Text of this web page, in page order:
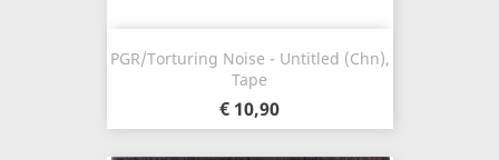
PGR/Torturing Noise - Untitled (Chn),
Tape
€ 10,90